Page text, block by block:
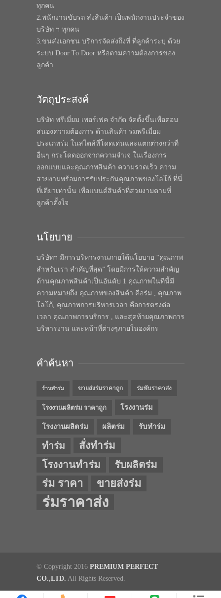
ทุกคน
2.พนักงานขับรถ ส่งสินค้า เป็นพนักงานประจำของ
บริษัท ฯ ทุกคน
3.ขนส่งเอกชน บริการจัดส่งถึงที่ ที่ลูกค้าระบุ ด้วย
ระบบ Door To Door หรือตามความต้องการของ
ลูกค้า
วัตถุประสงค์
บริษัท พรีเมี่ยม เพอร์เฟค จำกัด จัดตั้งขึ้นเพื่อตอบ
สนองความต้องการ ด้านสินค้า ร่มพรีเมี่ยม
ประเภทร่ม ในสไตล์ที่โดดเด่นและแตกต่างกว่าที่
อื่นๆ กระโดดออกจากความจำเจ ในเรื่องการ
ออกแบบและคุณภาพสินค้า ความรวดเร็ว ความ
สวยงามพร้อมการรับประกันคุณภาพของโลโก้ ที่นี่
ที่เดียวเท่านั้น เพื่อแบนด์สินค้าที่สวยงามตามที่
ลูกค้าตั้งใจ
นโยบาย
บริษัทฯ มีการบริหารงานภายใต้นโยบาย “คุณภาพ
สำหรับเรา สำคัญที่สุด” โดยมีการให้ความสำคัญ
ด้านคุณภาพสินค้าเป็นอันดับ 1 คุณภาพในทีนี้มี
ความหมายถึง คุณภาพของสินค้า คือร่ม , คุณภาพ
โลโก้, คุณภาพการบริหารเวลา คือการตรงต่อ
เวลา คุณภาพการบริการ , และสุดท้ายคุณภาพการ
บริหารงาน และหน้าที่ต่างๆภายในองค์กร
คำค้นหา
ร้านทำร่ม ขายส่งร่มราคาถูก ร่มพับราคาส่ง
โรงงานผลิตร่ม ราคาถูก โรงงานร่ม
โรงงานผลิตร่ม ผลิตร่ม รับทำร่ม
ทำร่ม
สั่งทำร่ม
โรงงานทำร่ม
รับผลิตร่ม
ร่ม ราคา ขายส่งร่ม
ร่มราคาส่ง
© Copyright 2016 PREMIUM PERFECT
CO.,LTD. All Rights Reserved.